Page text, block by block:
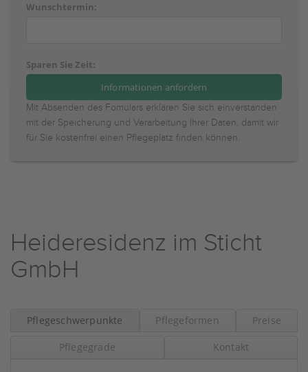
Wunschtermin:
Sparen Sie Zeit:
Mit Absenden des Fomulars erklären Sie sich einverstanden
mit der Speicherung und Verarbeitung Ihrer Daten, damit wir
für Sie kostenfrei einen Pflegeplatz finden können.
Heideresidenz im Sticht
GmbH
Pflegeschwerpunkte Pflegeformen Preise
Pflegegrade Kontakt